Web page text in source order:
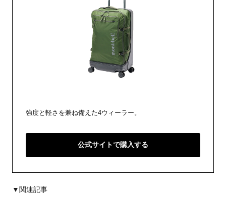
強度と軽さを兼ね備えた4ウィーラー。
公式サイトで購入する
▼関連記事